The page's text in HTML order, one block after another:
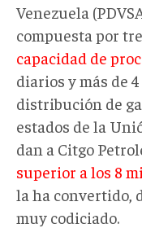
Venezuela
compuesta por
capacidad de
diarios y más de
distribución de
estados de la
dan a Citgo
superior a los 8
la ha convertido,
muy codiciado.